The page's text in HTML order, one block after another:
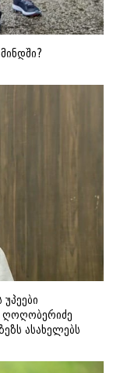
ღოღობერიძე
ასახელებს